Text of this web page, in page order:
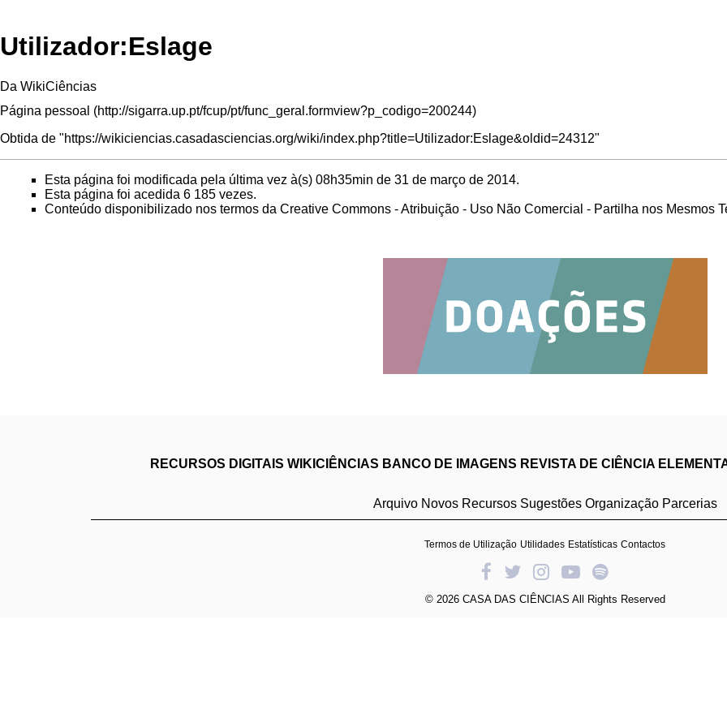
Utilizador:Eslage
Da WikiCiências
Página pessoal
Obtida de "https://wikiciencias.casadasciencias.org/wiki/index.php?title=Utilizador:Eslage&oldid=24312"
Esta página foi modificada pela última vez à(s) 08h35min de 31 de março de 2014.
Esta página foi acedida 6 185 vezes.
Conteúdo disponibilizado nos termos da Creative Commons - Atribuição - Uso Não Comercial - Partilha nos Mesmos
RECURSOS DIGITAIS WIKICIÊNCIAS BANCO DE IMAGENS REVISTA DE CIÊNCIA
Arquivo Novos Recursos Sugestões Organização Parcerias
Termos de Utilização Utilidades Estatísticas Contactos
© 2026 CASA DAS CIÊNCIAS All Rights Reserved